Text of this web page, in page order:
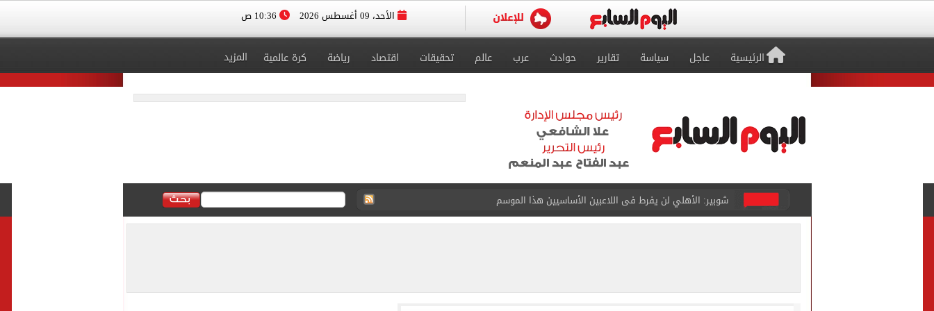
الأحد، 09 أغسطس 2026
الرئيسية عاجل سياسة تقارير حوادث عرب عالم تحقيقات اقتصاد رياضة كرة عالمية المزيد
تنسيق المرحلة الأولى.. اليوم غلق باب تسجيل الرغبات بموقع التنسيق الإلكترونى
ليونيل ميسي يصل روساريو لحضور جنازة والده.. فيديو
عبد الله السعيد يواصل الغياب عن معسكر الزمالك بالعاصمة الجديدة